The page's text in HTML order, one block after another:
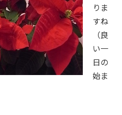
りま
すね
（良
い一
日の
始ま